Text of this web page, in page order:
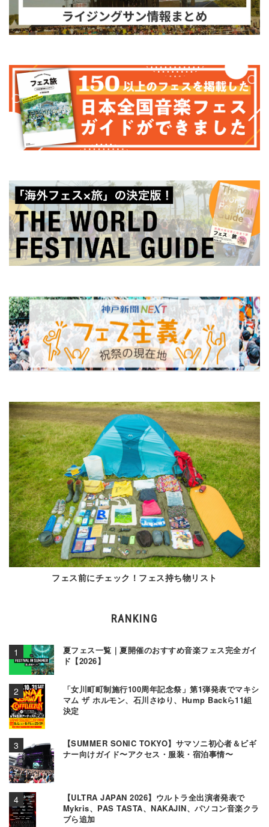
フェス前にチェック！フェス持ち物リスト
RANKING
夏フェス一覧｜夏開催のおすすめ音楽フェス完全ガイ
ド【2026】
「女川町町制施行100周年記念祭」第1弾発表でマキシ
マム ザ ホルモン、石川さゆり、Hump Backら11組
決定
【SUMMER SONIC TOKYO】サマソニ初心者＆ビギ
ナー向けガイド〜アクセス・服装・宿泊事情〜
【ULTRA JAPAN 2026】ウルトラ全出演者発表で
Mykris、PAS TASTA、NAKAJIN、パソコン音楽クラ
ブら追加